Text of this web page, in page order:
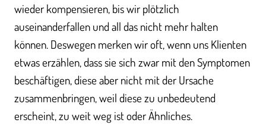
wieder kompensieren, bis wir plötzlich
auseinanderfallen und all das nicht mehr halten
können. Deswegen merken wir oft, wenn uns Klienten
etwas erzählen, dass sie sich zwar mit den Symptomen
beschäftigen, diese aber nicht mit der Ursache
zusammenbringen, weil diese zu unbedeutend
erscheint, zu weit weg ist oder Ähnliches.